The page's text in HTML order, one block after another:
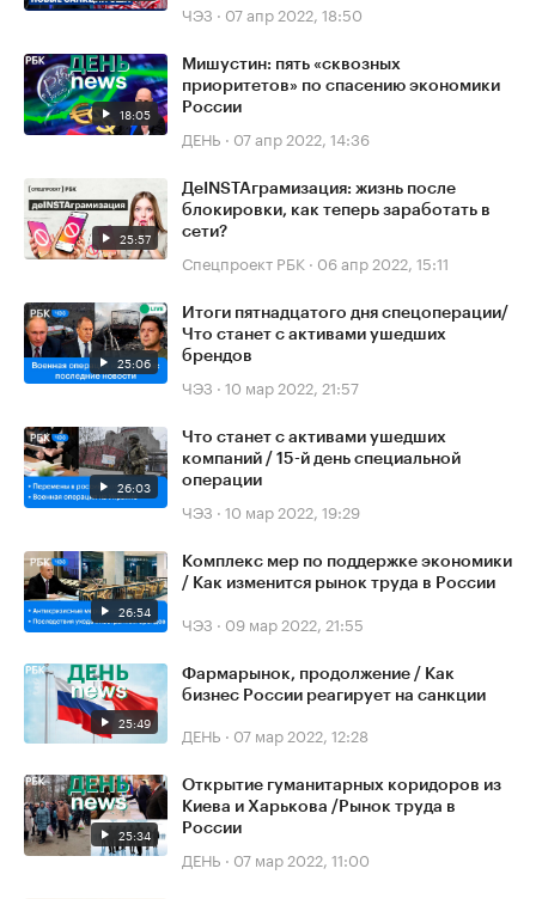
ЧЭЗ · 07 апр 2022, 18:50
18:05
Мишустин: пять «сквозных
приоритетов» по спасению экономики
России
ДЕНЬ · 07 апр 2022, 14:36
25:57
ДеINSTAграмизация: жизнь после
блокировки, как теперь заработать в
сети?
Спецпроект РБК · 06 апр 2022, 15:11
25:06
Итоги пятнадцатого дня спецоперации/
Что станет с активами ушедших
брендов
ЧЭЗ · 10 мар 2022, 21:57
26:03
Что станет с активами ушедших
компаний / 15-й день специальной
операции
ЧЭЗ · 10 мар 2022, 19:29
26:54
Комплекс мер по поддержке экономики
/ Как изменится рынок труда в России
ЧЭЗ · 09 мар 2022, 21:55
25:49
Фармарынок, продолжение / Как
бизнес России реагирует на санкции
ДЕНЬ · 07 мар 2022, 12:28
25:34
Открытие гуманитарных коридоров из
Киева и Харькова /Рынок труда в
России
ДЕНЬ · 07 мар 2022, 11:00